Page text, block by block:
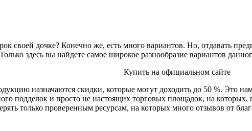
своей дочке? Конечно же, есть много вариантов. Но, отдавать
здесь вы найдете самое широкое разнообразие вариантов
Купить на официальном сайте
назначаются скидки, которые могут доходить до 50 %. Это
подделок и просто не настоящих торговых площадок, на
только проверенным ресурсам, на которых много отзывов от